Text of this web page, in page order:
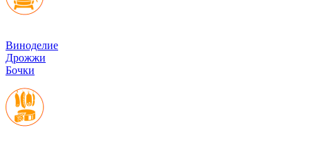
Виноделие
Дрожжи
Бочки